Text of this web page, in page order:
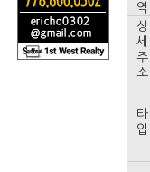
역
상
세
주
소
타
입